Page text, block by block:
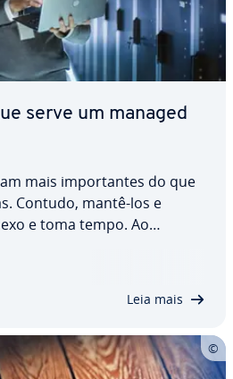
serve um managed
mais im­por­tan­tes do que
Contudo, mantê-los e
e toma tempo. Ao
es­pe­ci­a­lis­tas. Conheça
Leia mais